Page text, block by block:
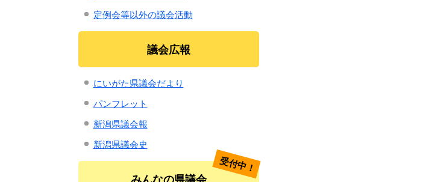
定例会等以外の議会活動
議会広報
にいがた県議会だより
パンフレット
新潟県議会報
新潟県議会史
みんなの県議会
受付中！